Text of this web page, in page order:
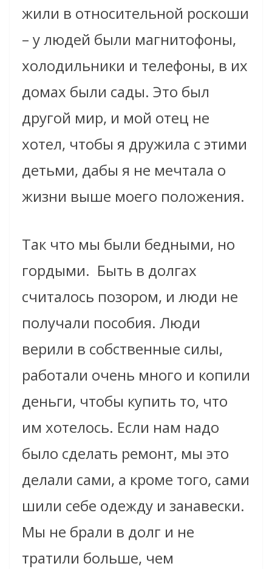
жили в относительной роскоши
– у людей были магнитофоны,
холодильники и телефоны, в их
домах были сады. Это был
другой мир, и мой отец не
хотел, чтобы я дружила с этими
детьми, дабы я не мечтала о
жизни выше моего положения.
Так что мы были бедными, но
гордыми. Быть в долгах
считалось позором, и люди не
получали пособия. Люди
верили в собственные силы,
работали очень много и копили
деньги, чтобы купить то, что
им хотелось. Если нам надо
было сделать ремонт, мы это
делали сами, а кроме того, сами
шили себе одежду и занавески.
Мы не брали в долг и не
тратили больше, чем